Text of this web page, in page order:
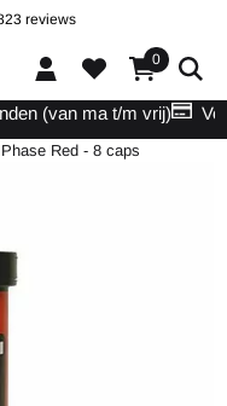
of sta alle
reviews
0
(van ma t/m vrij)
Red - 8 caps